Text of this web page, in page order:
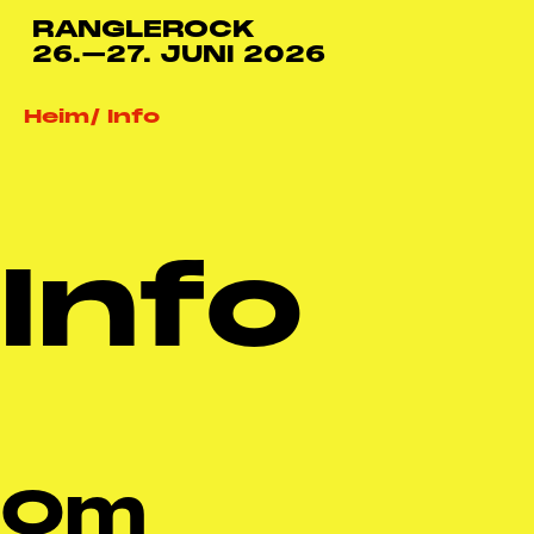
RANGLEROCK
26.–27. JUNI 2026
Heim Info
Info
Om